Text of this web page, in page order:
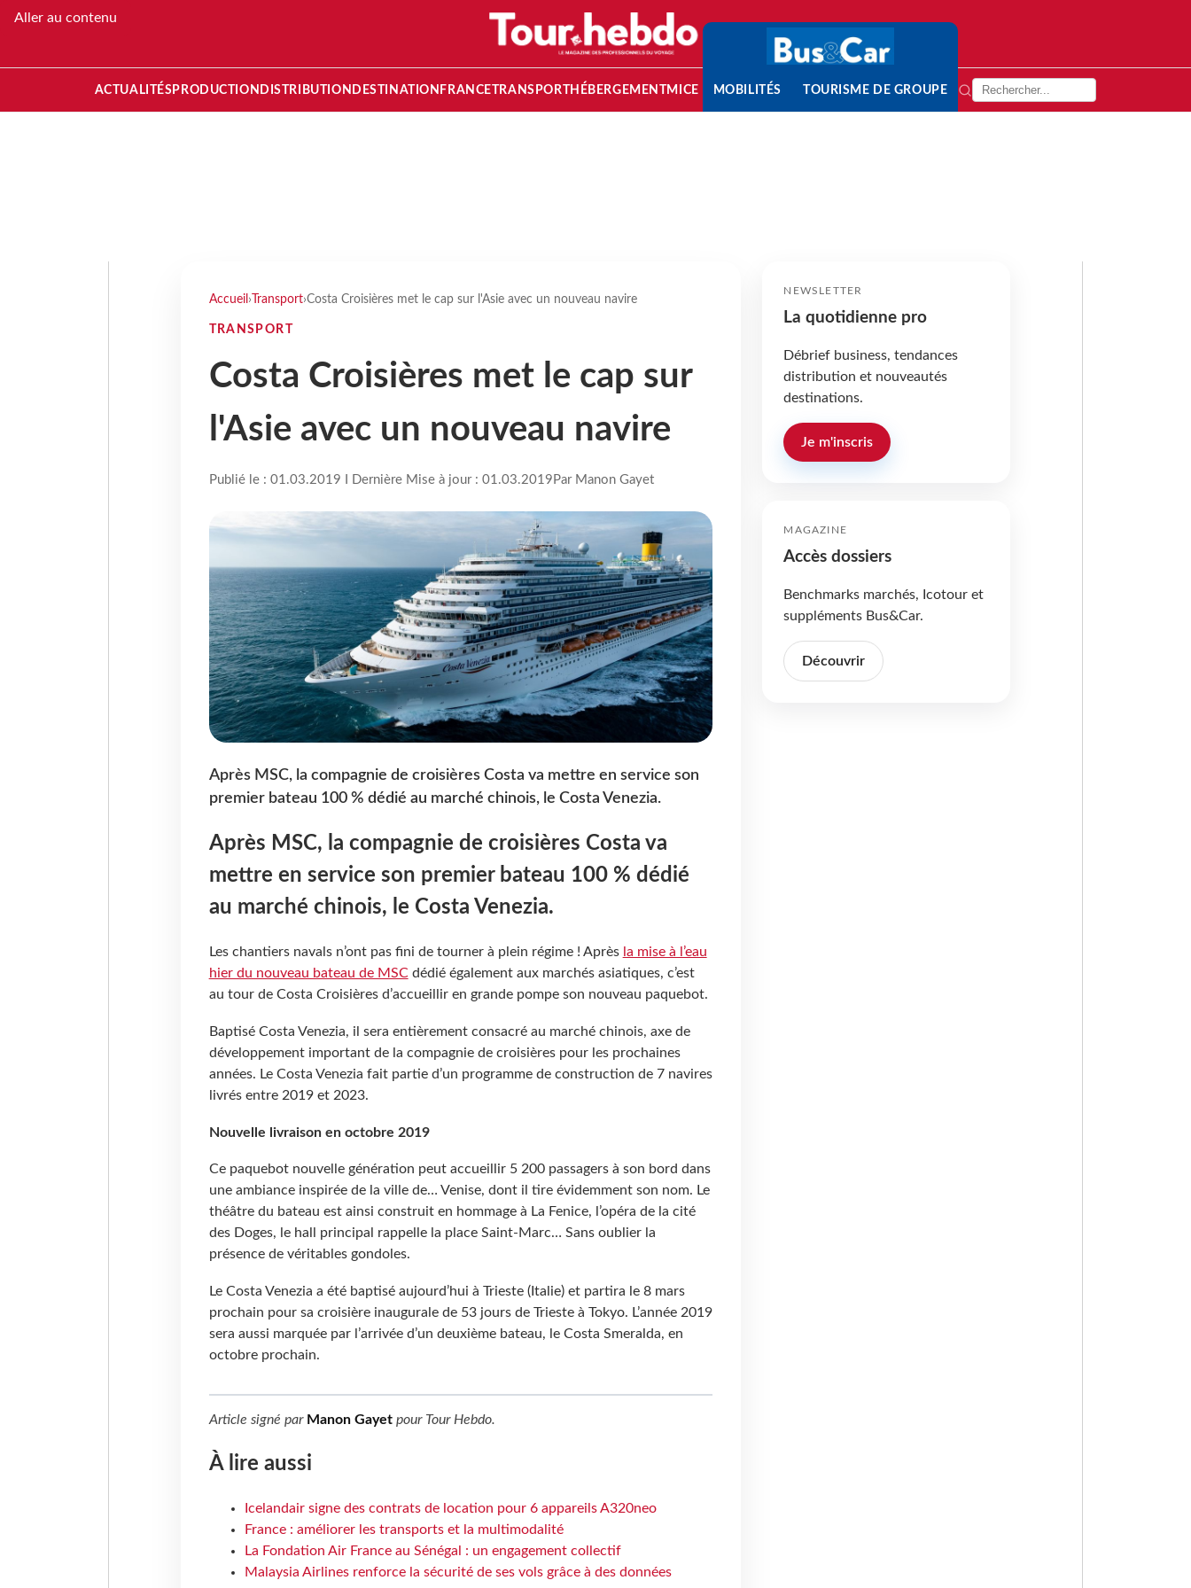
Aller au contenu
ACTUALITÉS PRODUCTION DISTRIBUTION DESTINATION FRANCETRANSPORT HÉBERGEMENTMICE MOBILITÉS TOURISME DE GROUPE
Accueil › Transport›Costa Croisières met le cap sur l'Asie avec un nouveau navire
TRANSPORT
Costa Croisières met le cap sur
l'Asie avec un nouveau navire
Publié le : 01.03.2019 I Dernière Mise à jour : 01.03.2019 Par Manon Gayet
Après MSC, la compagnie de croisières Costa va mettre en service son
premier bateau 100 % dédié au marché chinois, le Costa Venezia.
Après MSC, la compagnie de croisières Costa va
mettre en service son premier bateau 100 % dédié
au marché chinois, le Costa Venezia.
Les chantiers navals n’ont pas fini de tourner à plein régime ! Après la mise à l’eau
hier du nouveau bateau de MSCdédié également aux marchés asiatiques, c’est
au tour de Costa Croisières d’accueillir en grande pompe son nouveau paquebot.
Baptisé Costa Venezia, il sera entièrement consacré au marché chinois, axe de
développement important de la compagnie de croisières pour les prochaines
années. Le Costa Venezia fait partie d’un programme de construction de 7 navires
livrés entre 2019 et 2023.
Nouvelle livraison en octobre 2019
Ce paquebot nouvelle génération peut accueillir 5 200 passagers à son bord dans
une ambiance inspirée de la ville de… Venise, dont il tire évidemment son nom. Le
théâtre du bateau est ainsi construit en hommage à La Fenice, l’opéra de la cité
des Doges, le hall principal rappelle la place Saint-Marc… Sans oublier la
présence de véritables gondoles.
Le Costa Venezia a été baptisé aujourd’hui à Trieste (Italie) et partira le 8 mars
prochain pour sa croisière inaugurale de 53 jours de Trieste à Tokyo. L’année 2019
sera aussi marquée par l’arrivée d’un deuxième bateau, le Costa Smeralda, en
octobre prochain.
Article signé par Manon Gayetpour Tour Hebdo.
À lire aussi
Icelandair signe des contrats de location pour 6 appareils A320neo
France : améliorer les transports et la multimodalité
La Fondation Air France au Sénégal : un engagement collectif
Malaysia Airlines renforce la sécurité de ses vols grâce à des données
NEWSLETTER
La quotidienne pro
Débrief business, tendances
distribution et nouveautés
destinations.
Je m'inscris
MAGAZINE
Accès dossiers
Benchmarks marchés, Icotour et
suppléments Bus&Car.
Découvrir